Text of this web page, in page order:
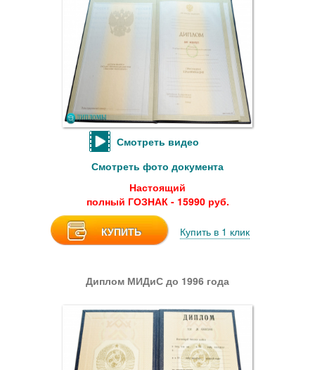
Смотреть видео
Смотреть фото документа
Настоящий
полный ГОЗНАК - 15990 руб.
КУПИТЬ Купить в 1 клик
Диплом МИДиС до 1996 года